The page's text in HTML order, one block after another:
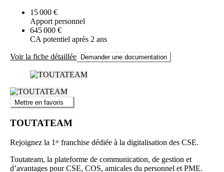
15 000 €
Apport personnel
645 000 €
CA potentiel après 2 ans
Voir la fiche détaillée Demander une documentation
Mettre en favoris
TOUTATEAM
Rejoignez la 1ʳᵉ franchise dédiée à la digitalisation des CSE.
Toutateam, la plateforme de communication, de gestion et
d’avantages pour CSE, COS, amicales du personnel et PME.